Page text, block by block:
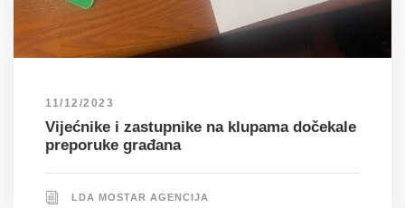
11/12/2023
Vijećnike i zastupnike na klupama dočekale
preporuke građana
LDA MOSTAR AGENCIJA